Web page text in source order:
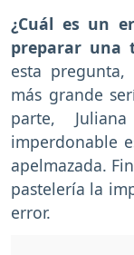
¿Cuál es un
preparar una
esta
más grande
parte,
imperdonable
apelmazada.
pastelería la
error.